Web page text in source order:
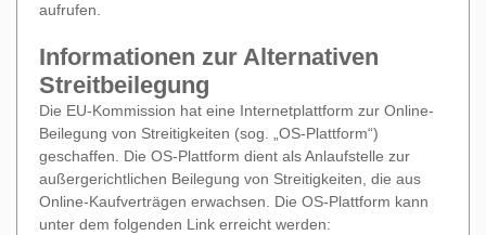
aufrufen.
Informationen zur Alternativen
Streitbeilegung
Die EU-Kommission hat eine Internetplattform zur Online-
Beilegung von Streitigkeiten (sog. „OS-Plattform“)
geschaffen. Die OS-Plattform dient als Anlaufstelle zur
außergerichtlichen Beilegung von Streitigkeiten, die aus
Online-Kaufverträgen erwachsen. Die OS-Plattform kann
unter dem folgenden Link erreicht werden: